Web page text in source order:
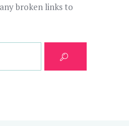
broken links to